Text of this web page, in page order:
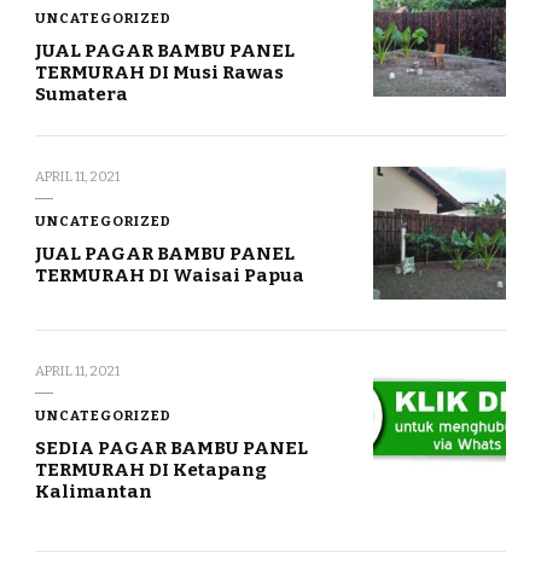
UNCATEGORIZED
JUAL PAGAR BAMBU PANEL
TERMURAH DI Musi Rawas
Sumatera
APRIL 11, 2021
UNCATEGORIZED
JUAL PAGAR BAMBU PANEL
TERMURAH DI Waisai Papua
APRIL 11, 2021
UNCATEGORIZED
SEDIA PAGAR BAMBU PANEL
TERMURAH DI Ketapang
Kalimantan